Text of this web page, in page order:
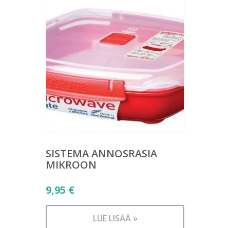
SISTEMA ANNOSRASIA
MIKROON
9,95 €
LUE LISÄÄ »